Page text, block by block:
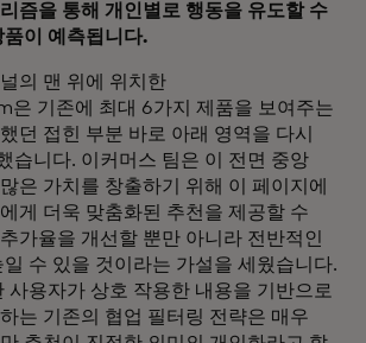
즘을 통해 개인별로 행동을 유도할 수
이 예측됩니다.
의 맨 위에 위치한
은 기존에 최대 6가지 제품을 보여주는
던 접힌 부분 바로 아래 영역을 다시
습니다. 이커머스 팀은 이 전면 중앙
은 가치를 창출하기 위해 이 페이지에
게 더욱 맞춤화된 추천을 제공할 수
가율을 개선할 뿐만 아니라 전반적인
수 있을 것이라는 가설을 세웠습니다.
사용자가 상호 작용한 내용을 기반으로
는 기존의 협업 필터링 전략은 매우